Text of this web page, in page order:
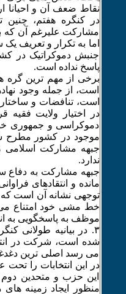
نقاط ضعف آن و احیانا
در کنگره هفتم، چنین
مشارکت علیرغم آن
اما به تکرار و تعریف
جنبش دموکراتیک در
پاسخ نداده است.
برخی از مهم ترین گره
است، از جمله وجود
است، تنافضات و
در اختیار ولایت فقیه
دموکراسی و جمهوری
موجود در کشور مطرح
جبهه مشارکت اسلامی
ندارد.
جبهه مشارکت به دفاع
مانده و انتقادهای
توجهی نشانه آن است
خط مشی خود امتناع می
موظف به پاسخگویی به
٣. در بیانیه
شده است، شرکت در
می رسد اصلی ترین
در این انتخابات را
این حزب و متحدین
منظور ایجاد زمینه